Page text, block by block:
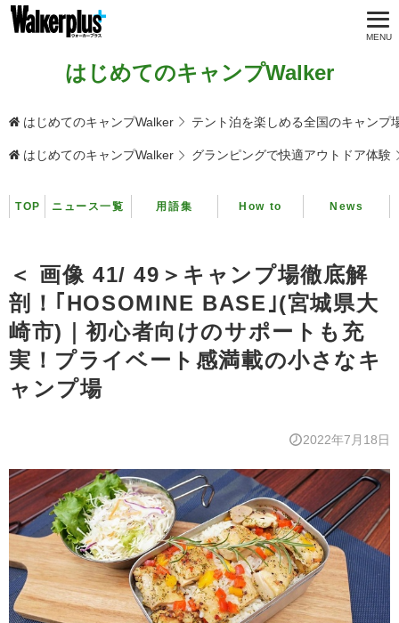
はじめてのキャンプWalker
はじめてのキャンプWalker テント泊を楽しめる全国のキャンプ
はじめてのキャンプWalker グランピングで快適アウトドア体験
TOP ニュース一覧 用語集 How to News
＜ 画像 41/ 49＞キャンプ場徹底解
剖！｢HOSOMINE BASE｣(宮城県大
崎市)｜初心者向けのサポートも充
実！プライベート感満載の小さなキ
ャンプ場
2022年7月18日